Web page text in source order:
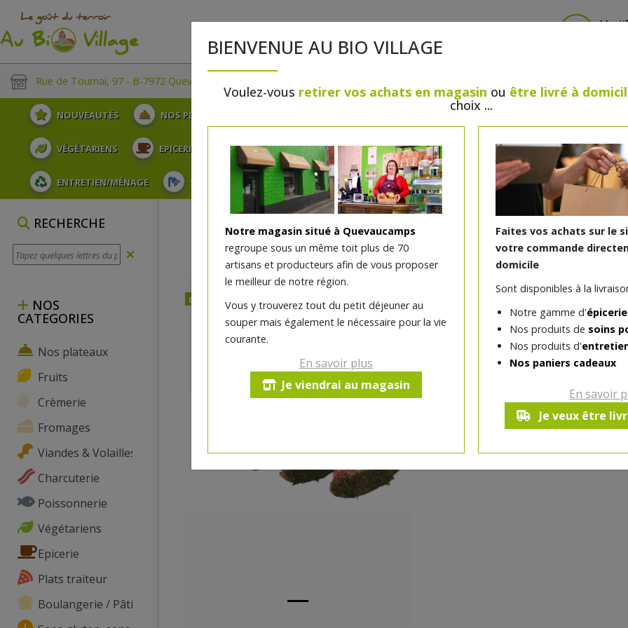
Rue de Tournai, 97 - B-7972 Quevaucamps
NOUVEAUTÉS NOS PLATEAUX
VÉGÉTARIENS EPICERIE PLATS TRAITEUR BOULANGERIE / PÂTISSERIE SANS GLUTEN, SANS
ENTRETIEN/MÉNAGE SOINS ET HYGIÈNE DU CORPS BEAUTÉ HUILES ESSENTIELLES MAISON
RECHERCHE
NOS
CATEGORIES
Nos plateaux
Fruits
Crèmerie
Fromages
Viandes & Volailles
Charcuterie
Poissonnerie
Végétariens
Epicerie
Plats traiteur
Boulangerie / Pâtisserie
BIENVENUE AU BIO VILLAGE
Voulez-vous retirer vos achats en magasin ou être livré à
choix ...
Notre magasin situé à Quevaucamps
regroupe sous un même toit plus de 70
artisans et producteurs afin de vous proposer
le meilleur de notre région.
Vous y trouverez tout du petit déjeuner au
souper mais également le nécessaire pour la vie
courante.
En savoir plus
Je viendrai au magasin
Faites vos achats sur le
votre commande
domicile
Sont disponibles à la
Notre gamme d'
Nos produits de soins
Nos produits d'
Nos paniers cadeaux
En savoir
Je veux être
dès jeudi 13/08 (15:00)
Burger agneau bio +/-
Origines du produit
Pays d'origine de la matière première :
1 pc +